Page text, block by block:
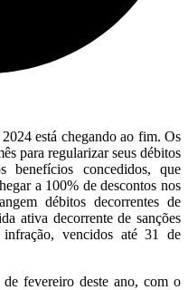
está chegando ao fim. Os
para regularizar seus débitos
benefícios concedidos, que
a 100% de descontos nos
débitos decorrentes de
ativa decorrente de sanções
vencidos até 31 de
fevereiro deste ano, com o